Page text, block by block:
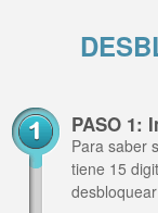
PASO 1:
Para saber
tiene 15